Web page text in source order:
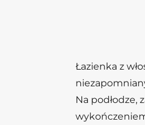
Łazienka z
Na podłodze,